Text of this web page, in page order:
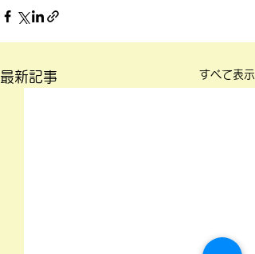
最新記事 すべて表示